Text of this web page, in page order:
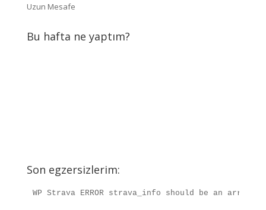
Uzun Mesafe
Bu hafta ne yaptım?
Son egzersizlerim:
WP Strava ERROR strava_info should be an